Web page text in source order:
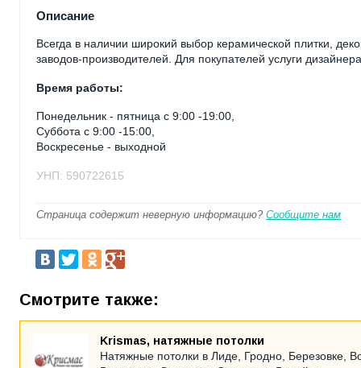
Описание
Всегда в наличии широкий выбор керамической плитки,
заводов-производителей. Для покупателей услуги
Время работы:
Понедельник - пятница с 9:00 -19:00,
Суббота с 9:00 -15:00,
Воскресенье - выходной
УНП: 590722615
Страница содержит неверную информацию? Сообщите нам
Смотрите также:
Krismas, натяжные потолки
Натяжные потолки в Лиде, Гродно, Березовке,